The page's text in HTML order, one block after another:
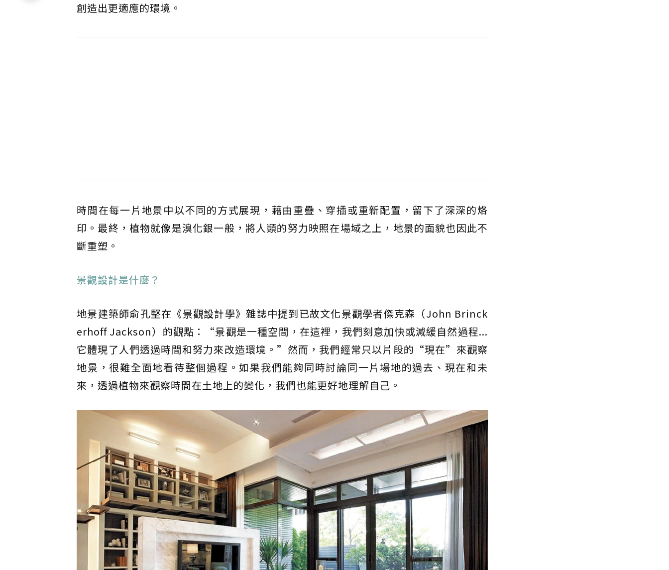
創造出更適應的環境。
時間在每一片地景中以不同的方式展現，藉由重疊、穿插或重新配置，留下了深深的烙
印。最終，植物就像是溴化銀一般，將人類的努力映照在場域之上，地景的面貌也因此不
斷重塑。
景觀設計是什麼？
地景建築師俞孔堅在《景觀設計學》雜誌中提到已故文化景觀學者傑克森（John Brinck
erhoff Jackson）的觀點：“景觀是一種空間，在這裡，我們刻意加快或減緩自然過程...
它體現了人們透過時間和努力來改造環境。”然而，我們經常只以片段的“現在”來觀察
地景，很難全面地看待整個過程。如果我們能夠同時討論同一片場地的過去、現在和未
來，透過植物來觀察時間在土地上的變化，我們也能更好地理解自己。